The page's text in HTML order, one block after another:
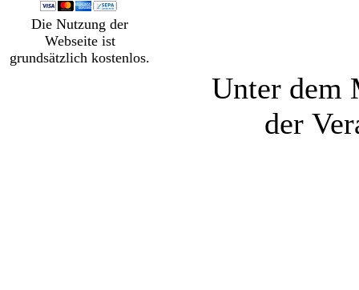
Die Nutzung der
Webseite ist
grundsätzlich kostenlos.
Unter dem
der